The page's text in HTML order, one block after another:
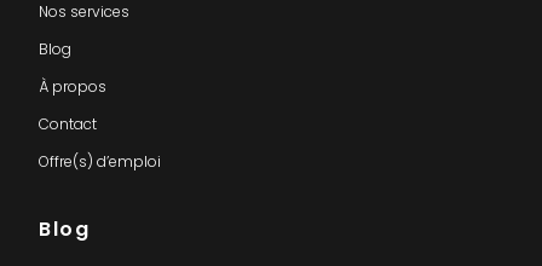
Nos services
Blog
À propos
Contact
Offre(s) d’emploi
Blog